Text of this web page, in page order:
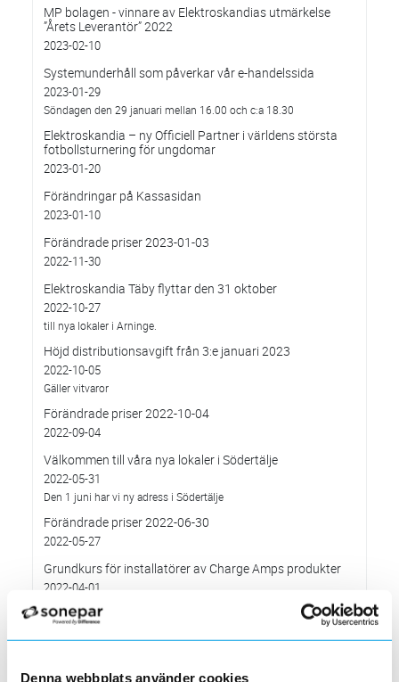
Denna webbplats använder cookies
MP bolagen - vinnare av Elektroskandias utmärkelse
”Årets Leverantör” 2022
2023-02-10
Systemunderhåll som påverkar vår e-handelssida
2023-01-29
Söndagen den 29 januari mellan 16.00 och c:a 18.30
Elektroskandia – ny Officiell Partner i världens största
fotbollsturnering för ungdomar
2023-01-20
Förändringar på Kassasidan
2023-01-10
Förändrade priser 2023-01-03
2022-11-30
Elektroskandia Täby flyttar den 31 oktober
2022-10-27
till nya lokaler i Arninge.
Höjd distributionsavgift från 3:e januari 2023
2022-10-05
Gäller vitvaror
Förändrade priser 2022-10-04
2022-09-04
Välkommen till våra nya lokaler i Södertälje
2022-05-31
Den 1 juni har vi ny adress i Södertälje
Förändrade priser 2022-06-30
2022-05-27
Grundkurs för installatörer av Charge Amps produkter
2022-04-01
En grundläggande certifieringsutbildning för installatörer
Förändrade priser 2022-05-01